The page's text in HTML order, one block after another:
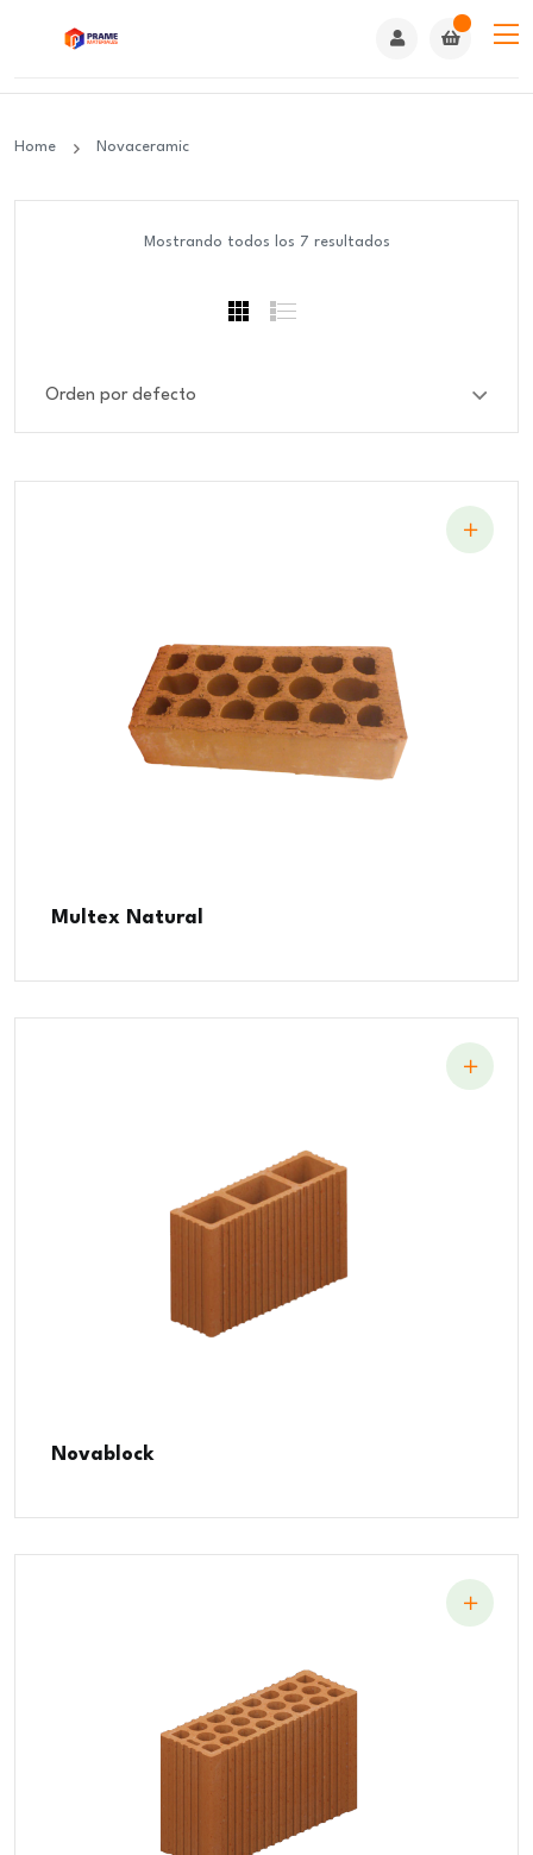
Home Novaceramic
Mostrando todos los 7 resultados
Multex Natural
Novablock